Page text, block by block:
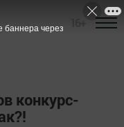
конкурс-
баннера через